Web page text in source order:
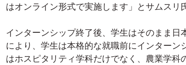
はオンライン形式で実施します」とサムスリ
インターンシップ終了後、学生はそのまま
により、学生は本格的な就職前にインター
はホスピタリティ学科だけでなく、農業学